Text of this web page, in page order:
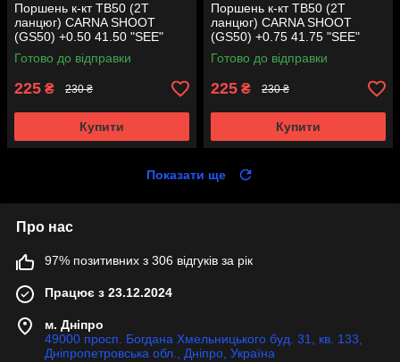
Поршень к-кт TB50 (2T
ланцюг) CARNA SHOOT
(GS50) +0.50 41.50 "SEE"
(Sheng-E) таємниця (акція)
Готово до відправки
225 ₴ 230 ₴
Купити
Поршень к-кт TB50 (2T
ланцюг) CARNA SHOOT
(GS50) +0.75 41.75 "SEE"
(Sheng-E) таємниця (акція)
Готово до відправки
225 ₴ 230 ₴
Купити
Показати ще
Про нас
97% позитивних з 306 відгуків за рік
Працює з 23.12.2024
м. Дніпро
49000 просп. Богдана Хмельницького буд. 31, кв. 133,
Дніпропетровська обл., Дніпро, Україна